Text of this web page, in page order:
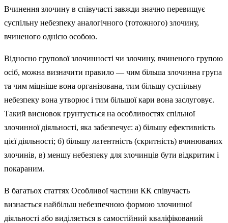
Вчинення злочину в співучасті завжди значно перевищує
суспільну небезпеку аналогічного (тотожного) злочину,
вчиненого однією особою.
Відносно групової злочинності чи злочину, вчиненого групою
осіб, можна визначити правило — чим більша злочинна група
та чим міцніше вона організована, тим біль­шу суспільну
небезпеку вона утворює і тим більшої кари вона заслуговує.
Такий висновок грунтується на особливостях спільної
злочинної діяльності, яка забезпечує: а) більшу ефектив­ність
цієї діяльності; б) більшу латентність (скритність) вчинюваних
злочинів, в) меншу небезпеку для злочинців бути відкритим і
покараним.
В багатьох статтях Особливої частини КК співучасть
визнається найбільш небезпечною формою злочинної
діяльності або виділяється в самостійний кваліфікований